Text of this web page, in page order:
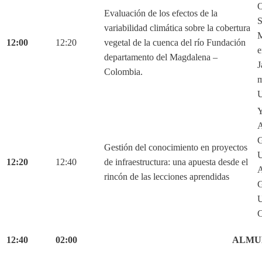
12:00 12:20
Evaluación de los efectos de la
variabilidad climática sobre la cobertura
vegetal de la cuenca del río Fundación
departamento del Magdalena –
Colombia.
12:20 12:40
Gestión del conocimiento en proyectos
de infraestructura: una apuesta desde el
rincón de las lecciones aprendidas
12:40 02:00